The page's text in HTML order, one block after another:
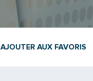
AJOUTER AUX FAVORIS